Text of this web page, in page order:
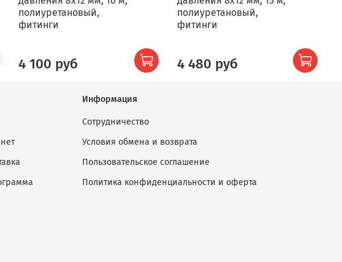
полиуретановый,
фитинги
4 100 руб
полиуретановый,
фитинги
4 480 руб
Информация
Сотрудничество
Условия обмена и возврата
Пользовательское соглашение
Политика конфиденциальности и оферта